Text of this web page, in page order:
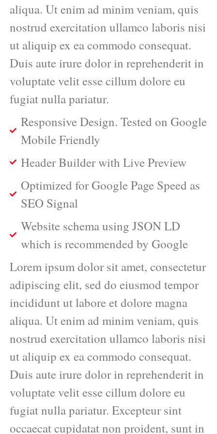
aliqua. Ut enim ad minim veniam, quis
nostrud exercitation ullamco laboris nisi
ut aliquip ex ea commodo consequat.
Duis aute irure dolor in reprehenderit in
voluptate velit esse cillum dolore eu
fugiat nulla pariatur.
Responsive Design. Tested on Google
Mobile Friendly
Header Builder with Live Preview
Optimized for Google Page Speed as
SEO Signal
Website schema using JSON LD
which is recommended by Google
Lorem ipsum dolor sit amet, consectetur
adipiscing elit, sed do eiusmod tempor
incididunt ut labore et dolore magna
aliqua. Ut enim ad minim veniam, quis
nostrud exercitation ullamco laboris nisi
ut aliquip ex ea commodo consequat.
Duis aute irure dolor in reprehenderit in
voluptate velit esse cillum dolore eu
fugiat nulla pariatur. Excepteur sint
occaecat cupidatat non proident, sunt in